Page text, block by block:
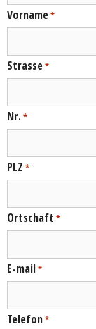
Vorname*
Strasse*
Nr. *
PLZ *
Ortschaft *
E-mail*
Telefon*